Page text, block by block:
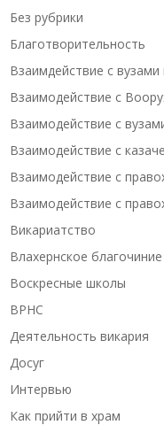
Без рубрики
Благотворительность
Взаимдействие с
Взаимодействие с
Взаимодействие с
Взаимодействие с
Взаимодействие с
Взаимодействие с
Викариатство
Влахернское благочиние
Воскресные школы
ВРНС
Деятельность викария
Досуг
Интервью
Как прийти в храм